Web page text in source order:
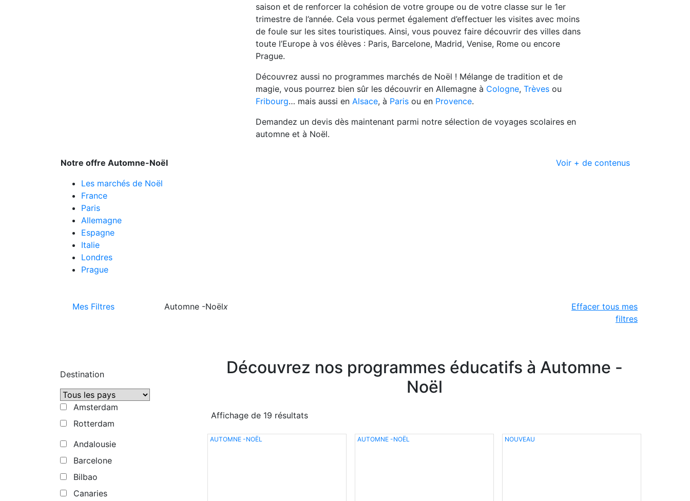
saison et de renforcer la cohésion de votre groupe ou de votre classe sur le 1er
trimestre de l’année. Cela vous permet également d’effectuer les visites avec moins
de foule sur les sites touristiques. Ainsi, vous pouvez faire découvrir des villes dans
toute l’Europe à vos élèves :Paris, Barcelone, Madrid, Venise, Rome ou encore
Prague.
Découvrez aussi no programmes marchés de Noël ! Mélange de tradition et de
magie, vous pourrez bien sûr les découvrir en Allemagne à Cologne, Trèvesou
Fribourg… mais aussi en Alsace, à Parisou en Provence.
Demandez un devis dès maintenant parmi notre sélection de voyages scolaires en
automne et à Noël.
Notre offre Automne-Noël
Les marchés de Noël
France
Paris
Allemagne
Espagne
Italie
Londres
Prague
Voir + de contenus
Mes Filtres
Effacer tous mes
filtres
Automne -Noëlx
Destination
Amsterdam
Rotterdam
Andalousie
Barcelone
Bilbao
Canaries
Découvrez nos programmes éducatifs à Automne -
Noël
Affichage de 19 résultats
AUTOMNE -NOËL AUTOMNE -NOËL NOUVEAU